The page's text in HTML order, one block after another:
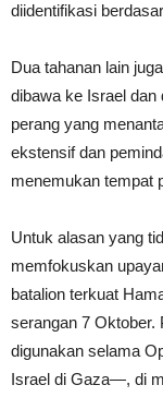
diidentifikasi
Dua tahanan lain
dibawa ke Israel
perang yang
ekstensif dan
menemukan tempat
Untuk alasan yang
memfokuskan
batalion terkuat
serangan 7 Oktober.
digunakan selama
Israel di Gaza—, di